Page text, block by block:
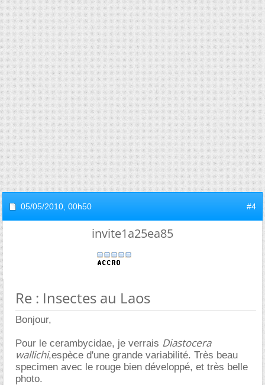
05/05/2010, 00h50 #4
invite1a25ea85
Re : Insectes au Laos
Bonjour,
Pour le cerambycidae, je verrais Diastocera
wallichi,espèce d'une grande variabilité. Très beau
specimen avec le rouge bien développé, et très belle
photo.